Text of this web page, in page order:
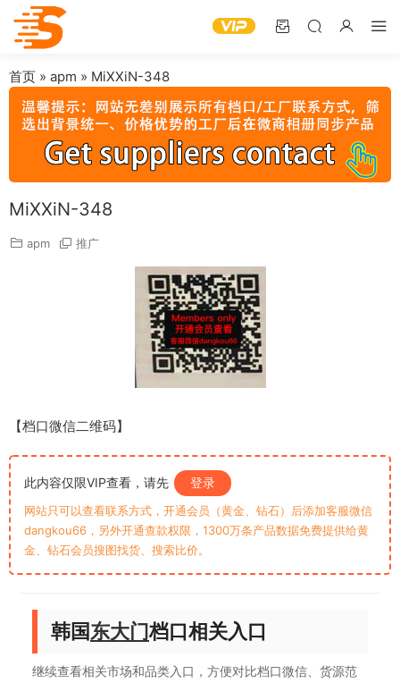
首页 » apm » MiXXiN-348
MiXXiN-348
apm 推广
【档口微信二维码】
此内容仅限VIP查看，请先 登录
网站只可以查看联系方式，开通会员（黄金、钻石）后添加客服微信
dangkou66，另外开通查款权限，1300万条产品数据免费提供给黄
金、钻石会员搜图找货、搜索比价。
韩国东大门档口相关入口
继续查看相关市场和品类入口，方便对比档口微信、货源范